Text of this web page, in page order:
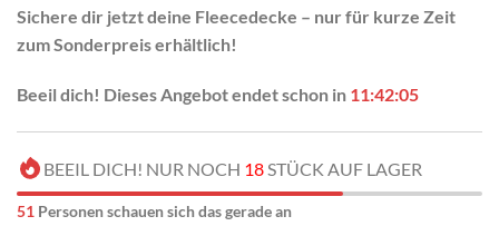
Sichere dir jetzt deine Fleecedecke – nur für kurze Zeit
zum Sonderpreis erhältlich!
Beeil dich! Dieses Angebot endet schon in 11:42:03
BEEIL DICH! NUR NOCH 18STÜCK AUF LAGER
51 Personen schauen sich das gerade an